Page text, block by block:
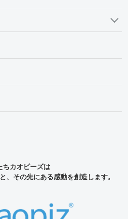
ちカオピーズは
、その先にある感動を創造します。